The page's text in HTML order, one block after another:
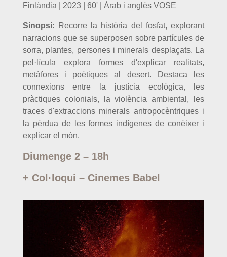
Finlàndia | 2023 | 60' | Àrab i anglès VOSE
Sinopsi: Recorre la història del fosfat, explorant
narracions que se superposen sobre partícules de
sorra, plantes, persones i minerals desplaçats. La
pel·lícula explora formes d'explicar realitats,
metàfores i poètiques al desert. Destaca les
connexions entre la justícia ecològica, les
pràctiques colonials, la violència ambiental, les
traces d'extraccions minerals antropocèntriques i
la pèrdua de les formes indígenes de conèixer i
explicar el món.
Diumenge 2 – 18h
+ Col·loqui – Cinemes Babel